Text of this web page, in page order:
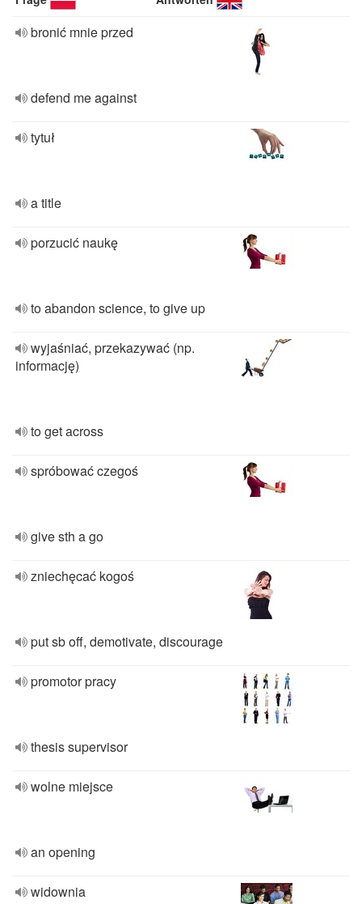
bronić mnie przed
defend me against
tytuł
a title
porzucić naukę
to abandon science, to give up
wyjaśniać, przekazywać (np.
informację)
to get across
spróbować czegoś
give sth a go
zniechęcać kogoś
put sb off, demotivate, discourage
promotor pracy
thesis supervisor
wolne miejsce
an opening
widownia